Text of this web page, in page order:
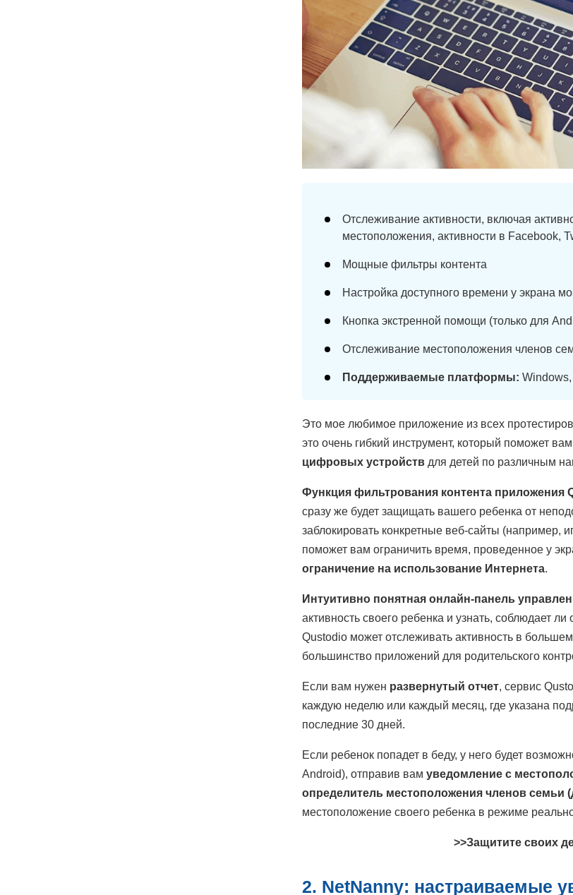
Отслеживание активности, включая
местоположения, активности в Facebook,
Мощные фильтры контента
Настройка доступного времени у экрана
Кнопка экстренной помощи (только для
Отслеживание местоположения членов
Поддерживаемые платформы:
Это мое любимое приложение из всех
это очень гибкий инструмент, который поможет вам
цифровых устройств для детей по различным
Функция фильтрования контента приложения
сразу же будет защищать вашего ребенка от
заблокировать конкретные веб-сайты (например,
поможет вам ограничить время, проведенное у
ограничение на использование Интернета.
Интуитивно понятная онлайн-панель
активность своего ребенка и узнать, соблюдает
Qustodio может отслеживать активность в
большинство приложений для родительского
Если вам нужен развернутый отчет, сервис
каждую неделю или каждый месяц, где указана
последние 30 дней.
Если ребенок попадет в беду, у него будет
Android), отправив вам уведомление с
определитель местоположения членов семьи
местоположение своего ребенка в режиме
>>Защитите своих
2. NetNanny: настраиваемые